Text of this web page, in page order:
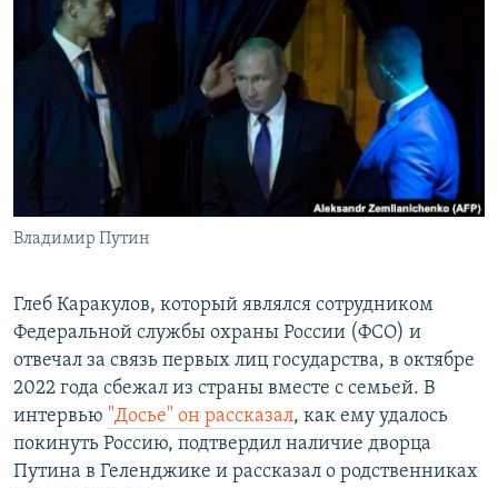
СОВЕТЫ ПРАВОЗАЩИТНИКОВ
ПРОПАВШИЕ БЕЗ ВЕСТИ
ПОБЕДИТЕЛЕЙ НЕ СУДЯТ?
КРЫМ.НЕПОКОРЕННЫЙ
УКРАИНСКАЯ ПРОБЛЕМА КРЫМА
Qırımtatar
ПРИСОЕДИНЯЙТЕСЬ!
Все сайты RFE/RL
Владимир Путин
Глеб Каракулов, который являлся сотрудником
Федеральной службы охраны России (ФСО) и
отвечал за связь первых лиц государства, в октябре
2022 года сбежал из страны вместе с семьей. В
интервью "Досье" он рассказал, как ему удалось
покинуть Россию, подтвердил наличие дворца
Путина в Геленджике и рассказал о родственниках